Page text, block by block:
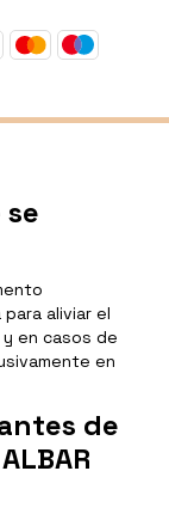
se
aliviar el
en casos de
en
de